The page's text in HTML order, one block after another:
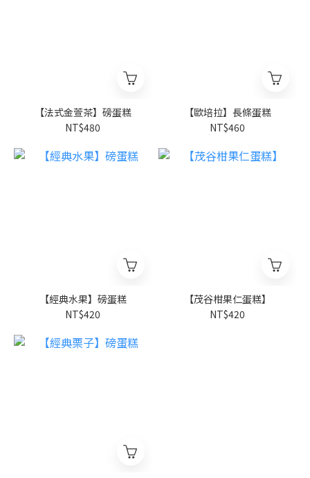
【法式金萱茶】磅蛋糕
NT$480
【歐培拉】長條蛋糕
NT$460
【經典水果】磅蛋糕
NT$420
【茂谷柑果仁蛋糕】
NT$420